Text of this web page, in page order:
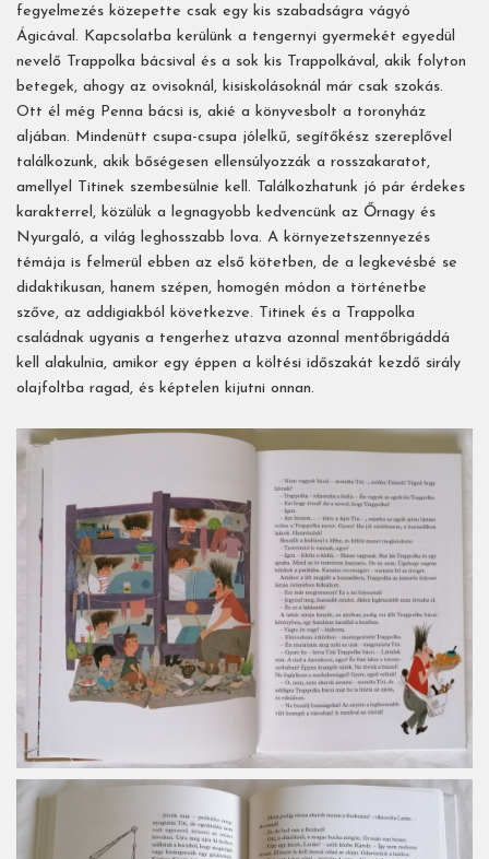
fegyelmezés közepette csak egy kis szabadságra vágyó
Ágicával. Kapcsolatba kerülünk a tengernyi gyermekét egyedül
nevelő Trappolka bácsival és a sok kis Trappolkával, akik folyton
betegek, ahogy az ovisoknál, kisiskolásoknál már csak szokás.
Ott él még Penna bácsi is, akié a könyvesbolt a toronyház
aljában. Mindenütt csupa-csupa jólelkű, segítőkész szereplővel
találkozunk, akik bőségesen ellensúlyozzák a rosszakaratot,
amellyel Titinek szembesülnie kell. Találkozhatunk jó pár érdekes
karakterrel, közülük a legnagyobb kedvencünk az Őrnagy és
Nyurgaló, a világ leghosszabb lova. A környezetszennyezés
témája is felmerül ebben az első kötetben, de a legkevésbé se
didaktikusan, hanem szépen, homogén módon a történetbe
szőve, az addigiakból következve. Titinek és a Trappolka
családnak ugyanis a tengerhez utazva azonnal mentőbrigáddá
kell alakulnia, amikor egy éppen a költési időszakát kezdő sirály
olajfoltba ragad, és képtelen kijutni onnan.